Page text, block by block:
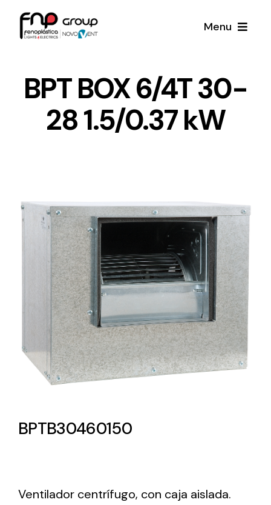
Menu
Productos
material eléctrico.
Lighting and Electrical
Equipment
Complete solutions in lighting and electrical
material for each project and need
ventilación industriales
Noticias
Contacto
BPT BOX 6/4T 30-
28 1.5/0.37 kW
BPTB30460150
Ventilador centrífugo, con caja aislada.